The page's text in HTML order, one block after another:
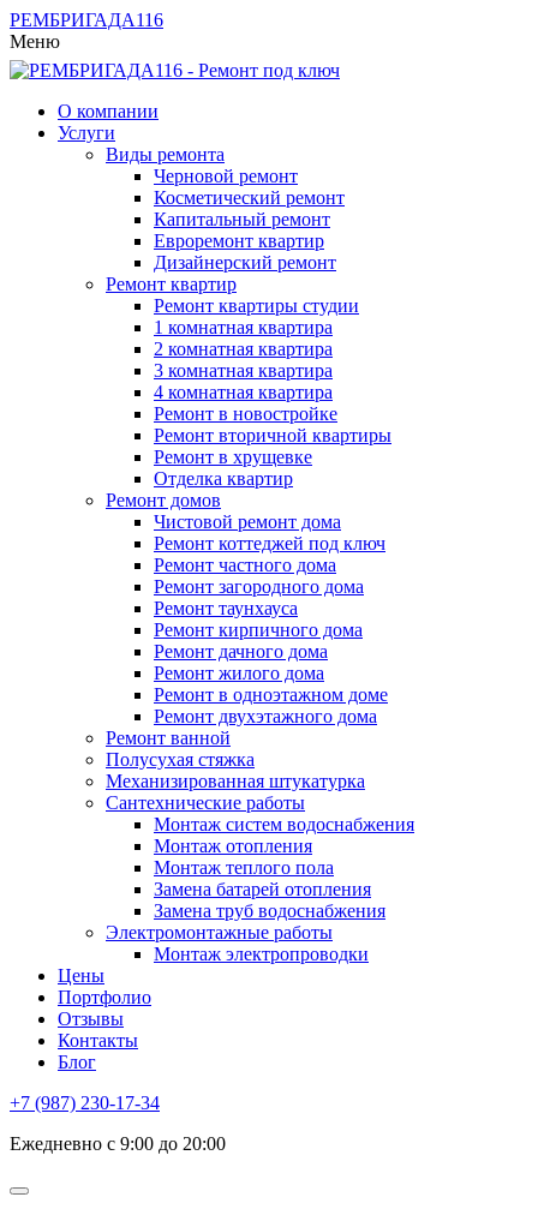
РЕМБРИГАДА116
Меню
О компании
Услуги
Виды ремонта
Черновой ремонт
Косметический ремонт
Капитальный ремонт
Евроремонт квартир
Дизайнерский ремонт
Ремонт квартир
Ремонт квартиры студии
1 комнатная квартира
2 комнатная квартира
3 комнатная квартира
4 комнатная квартира
Ремонт в новостройке
Ремонт вторичной квартиры
Ремонт в хрущевке
Отделка квартир
Ремонт домов
Чистовой ремонт дома
Ремонт коттеджей под ключ
Ремонт частного дома
Ремонт загородного дома
Ремонт таунхауса
Ремонт кирпичного дома
Ремонт дачного дома
Ремонт жилого дома
Ремонт в одноэтажном доме
Ремонт двухэтажного дома
Ремонт ванной
Полусухая стяжка
Механизированная штукатурка
Сантехнические работы
Монтаж систем водоснабжения
Монтаж отопления
Монтаж теплого пола
Замена батарей отопления
Замена труб водоснабжения
Электромонтажные работы
Монтаж электропроводки
Цены
Портфолио
Отзывы
Контакты
Блог
+7 (987) 230-17-34
Ежедневно с 9:00 до 20:00